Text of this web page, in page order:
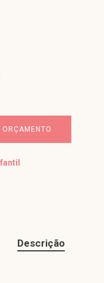
Descrição